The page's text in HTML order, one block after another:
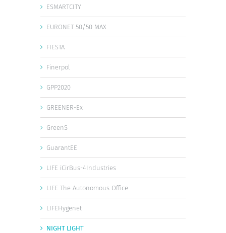
ESMARTCITY
EURONET 50/50 MAX
FIESTA
Finerpol
GPP2020
GREENER-Ex
GreenS
GuarantEE
LIFE iCirBus-4Industries
LIFE The Autonomous Office
LIFEHygenet
NIGHT LIGHT